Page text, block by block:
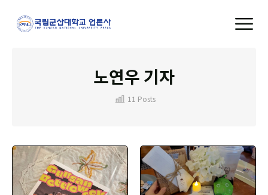
노연우 기자
11 Posts